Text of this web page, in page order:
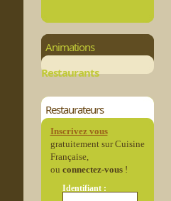
Animations
Restaurants
Restaurateurs
Inscrivez vous
gratuitement sur Cuisine
Française,
ou connectez-vous!
Identifiant :